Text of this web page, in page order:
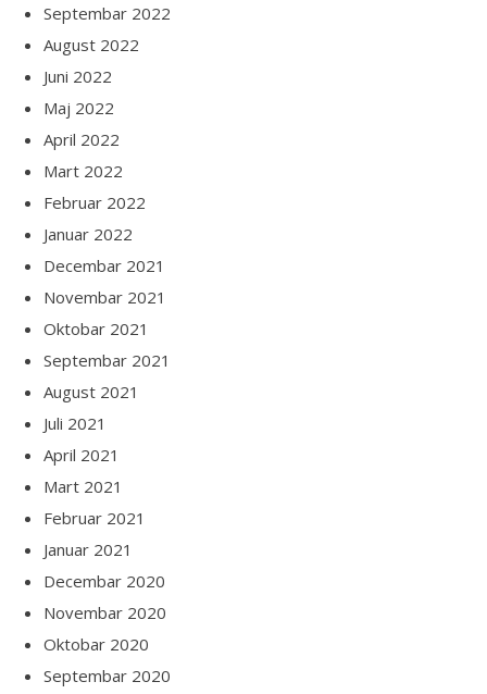
Septembar 2022
August 2022
Juni 2022
Maj 2022
April 2022
Mart 2022
Februar 2022
Januar 2022
Decembar 2021
Novembar 2021
Oktobar 2021
Septembar 2021
August 2021
Juli 2021
April 2021
Mart 2021
Februar 2021
Januar 2021
Decembar 2020
Novembar 2020
Oktobar 2020
Septembar 2020